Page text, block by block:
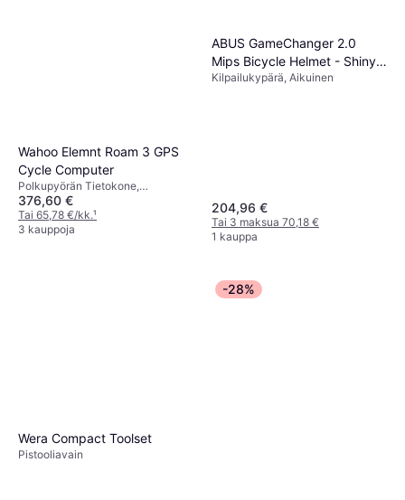
Wahoo Elemnt Roam 3 GPS
Cycle Computer
Polkupyörän Tietokone,
Värinäyttö, Kosketusnäyttö, ANT+
376,60 €
Tai 65,78 €/kk.¹
3 kauppoja
ABUS GameChanger 2.0
Mips Bicycle Helmet - Shiny
White
Kilpailukypärä, Aikuinen
204,96 €
Tai 3 maksua 70,18 €
1 kauppa
Wera Compact Toolset
Pistooliavain
-28%